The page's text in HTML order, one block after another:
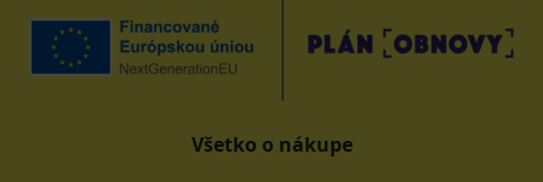
Všetko o nákupe